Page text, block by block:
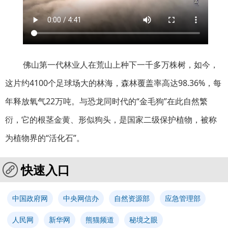
佛山第一代林业人在荒山上种下一千多万株树，如今，
这片约4100个足球场大的林海，森林覆盖率高达98.36%，每
年释放氧气22万吨。与恐龙同时代的“金毛狗”在此自然繁
衍，它的根茎金黄、形似狗头，是国家二级保护植物，被称
为植物界的“活化石”。
快速入口
中国政府网 中央网信办 自然资源部 应急管理部
人民网 新华网 熊猫频道 秘境之眼